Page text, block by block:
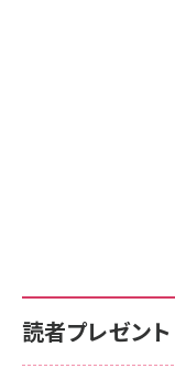
読者プレゼント